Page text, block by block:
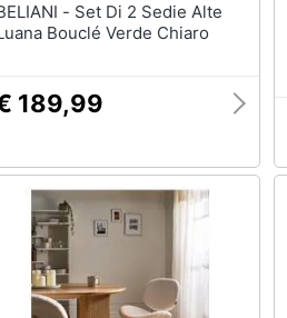
- Set Di 2 Sedie Alte
Bouclé Verde Chiaro
189,99